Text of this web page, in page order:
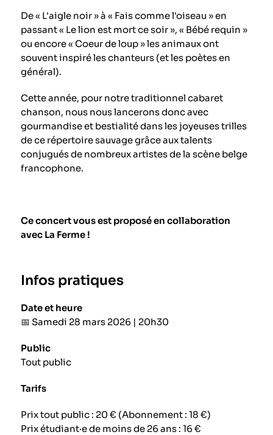
De « L'aigle noir » à « Fais comme l'oiseau » en
passant « Le lion est mort ce soir », « Bébé requin »
ou encore « Coeur de loup » les animaux ont
souvent inspiré les chanteurs (et les poètes en
général).
Cette année, pour notre traditionnel cabaret
chanson, nous nous lancerons donc avec
gourmandise et bestialité dans les joyeuses trilles
de ce répertoire sauvage grâce aux talents
conjugués de nombreux artistes de la scène belge
francophone.
Ce concert vous est proposé en collaboration
avec La Ferme !
Infos pratiques
Date et heure
📅 Samedi 28 mars 2026 | 20h30
Public
Tout public
Tarifs
Prix tout public : 20 € (Abonnement : 18 €)
Prix étudiant·e de moins de 26 ans : 16 €